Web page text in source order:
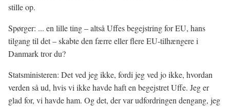
stille op.
Spørger: ... en lille ting – altså Uffes begejstring for EU, hans
tilgang til det – skabte den færre eller flere EU-tilhængere i
Danmark tror du?
Statsministeren: Det ved jeg ikke, fordi jeg ved jo ikke, hvordan
verden så ud, hvis vi ikke havde haft en begejstret Uffe. Jeg er
glad for, vi havde ham. Og det, der var udfordringen dengang, jeg